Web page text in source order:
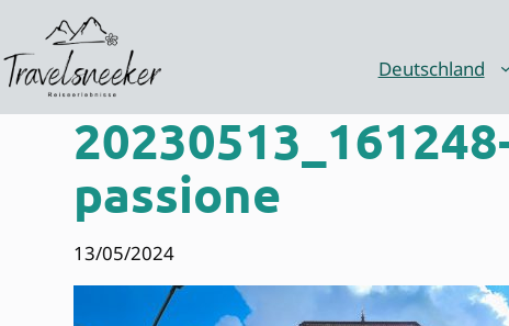
Inhalt
springen
Deutschland
passione
13/05/2024